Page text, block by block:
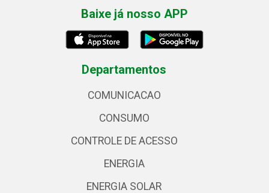
Baixe já nosso APP
Departamentos
COMUNICACAO
CONSUMO
CONTROLE DE ACESSO
ENERGIA
ENERGIA SOLAR